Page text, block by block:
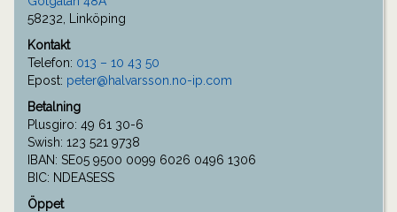
58232, Linköping
Kontakt
Telefon: 013 – 10 43 50
Epost: peter@halvarsson.no-ip.com
Betalning
Plusgiro: 49 61 30-6
Swish: 123 521 9738
IBAN: SE05 9500 0099 6026 0496 1306
BIC: NDEASESS
Öppet